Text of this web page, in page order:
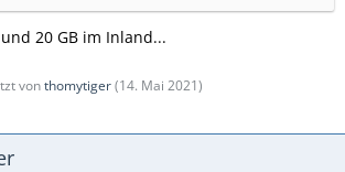
20 GB im Inland...
vonthomytiger(14. Mai 2021)